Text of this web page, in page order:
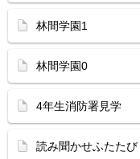
林間学園1
林間学園0
4年生消防署見学
読み聞かせふたたび